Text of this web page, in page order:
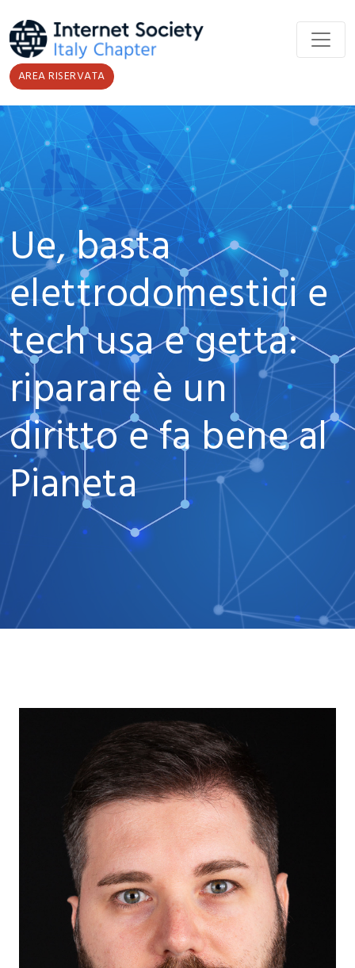
AREA RISERVATA
Ue, basta
elettrodomestici e
tech usa e getta:
riparare è un
diritto e fa bene al
Pianeta